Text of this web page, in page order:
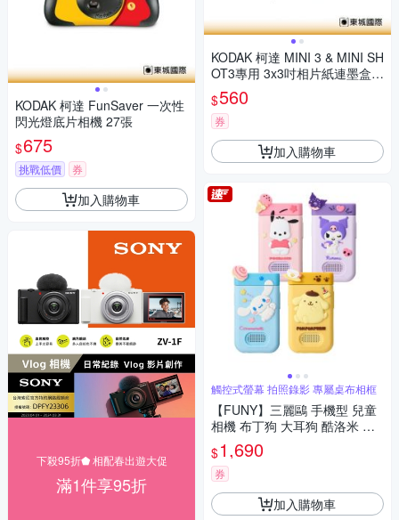
KODAK 柯達 FunSaver 一次性
閃光燈底片相機 27張
$675
挑戰低價 券
加入購物車
下殺95折⬟ 相配春出遊大促
滿1件享95折
KODAK 柯達 MINI 3 & MINI SH
OT3專用 3x3吋相片紙連墨盒(3
0張) 公司貨
$560
券
加入購物車
觸控式螢幕 拍照錄影 專屬桌布相框
【FUNY】三麗鷗 手機型 兒童
相機 布丁狗 大耳狗 酷洛米 帕
恰狗
$1,690
券
加入購物車